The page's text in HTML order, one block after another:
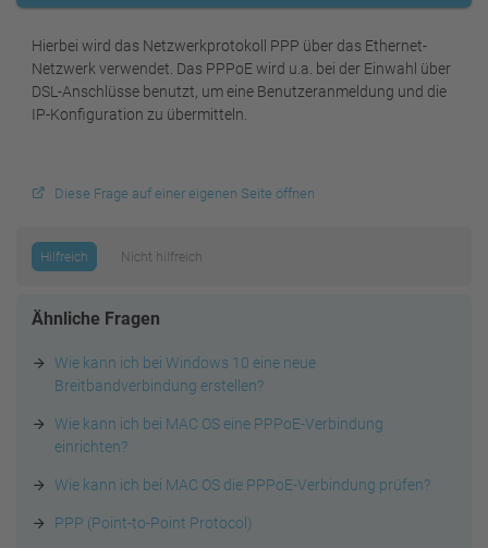
Hierbei wird das Netzwerkprotokoll PPP über das Ethernet-
Netzwerk verwendet. Das PPPoE wird u.a. bei der Einwahl über
DSL-Anschlüsse benutzt, um eine Benutzeranmeldung und die
IP-Konfiguration zu übermitteln.
Diese Frage auf einer eigenen Seite öffnen
Hilfreich Nicht hilfreich
Ähnliche Fragen
Wie kann ich bei Windows 10 eine neue
Breitbandverbindung erstellen?
Wie kann ich bei MAC OS eine PPPoE-Verbindung
einrichten?
Wie kann ich bei MAC OS die PPPoE-Verbindung prüfen?
PPP (Point-to-Point Protocol)